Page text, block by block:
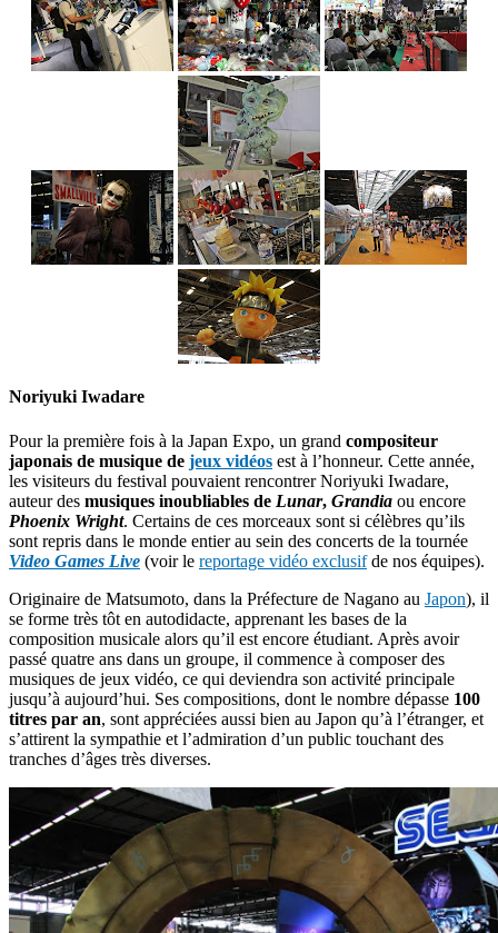
Noriyuki Iwadare
Pour la première fois à la Japan Expo, un grand compositeur
japonais de musique de jeux vidéos est à l’honneur. Cette année,
les visiteurs du festival pouvaient rencontrer Noriyuki Iwadare,
auteur des musiques inoubliables de Lunar, Grandia ou encore
Phoenix Wright. Certains de ces morceaux sont si célèbres qu’ils
sont repris dans le monde entier au sein des concerts de la tournée
Video Games Live (voir le reportage vidéo exclusifde nos équipes).
Originaire de Matsumoto, dans la Préfecture de Nagano au Japon), il
se forme très tôt en autodidacte, apprenant les bases de la
composition musicale alors qu’il est encore étudiant. Après avoir
passé quatre ans dans un groupe, il commence à composer des
musiques de jeux vidéo, ce qui deviendra son activité principale
jusqu’à aujourd’hui. Ses compositions, dont le nombre dépasse 100
titres par an, sont appréciées aussi bien au Japon qu’à l’étranger, et
s’attirent la sympathie et l’admiration d’un public touchant des
tranches d’âges très diverses.